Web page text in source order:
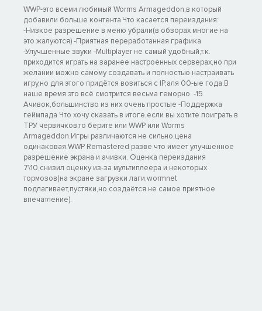
WWP-это всеми любимый Worms Armageddon,в который
добавили больше контента.Что касается переиздания:
-Низкое разрешение в меню убрали(в обзорах многие на
это жалуются) -Приятная переработанная графика
-Улучшенные звуки -Multiplayer не самый удобный,т.к.
приходится играть на заранее настроенных серверах,но при
желании можно самому создавать и полностью настраивать
игру,но для этого придётся возиться с IP,аля 00-ые года.В
наше время это всё смотрится весьма геморно. -15
Ачивок,большинство из них очень простые -Поддержка
геймпада Что хочу сказать в итоге,если вы хотите поиграть в
ТРУ червячков,то берите или WWP или Worms
Armageddon.Игры различаются не сильно,цена
одинаковая.WWP Remastered разве что имеет улучшенное
разрешение экрана и ачивки. Оценка переиздания
7\10,снизил оценку из-за мультиплеера и некоторых
тормозов(на экране загрузки лаги,wormnet
подлагивает,пустяки,но создаётся не самое приятное
впечатление).